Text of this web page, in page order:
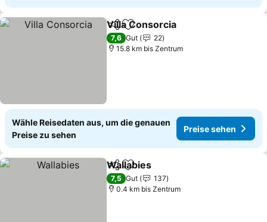
TeilenZu Favoriten hinzufügen
Villa Consorcia
7,6 Gut
22
15.8 km bis Zentrum
Wähle Reisedaten aus, um die genauen
Preise zu sehen
Preise sehen
TeilenZu Favoriten hinzufügen
Wallabies
7,5 Gut
137
0.4 km bis Zentrum